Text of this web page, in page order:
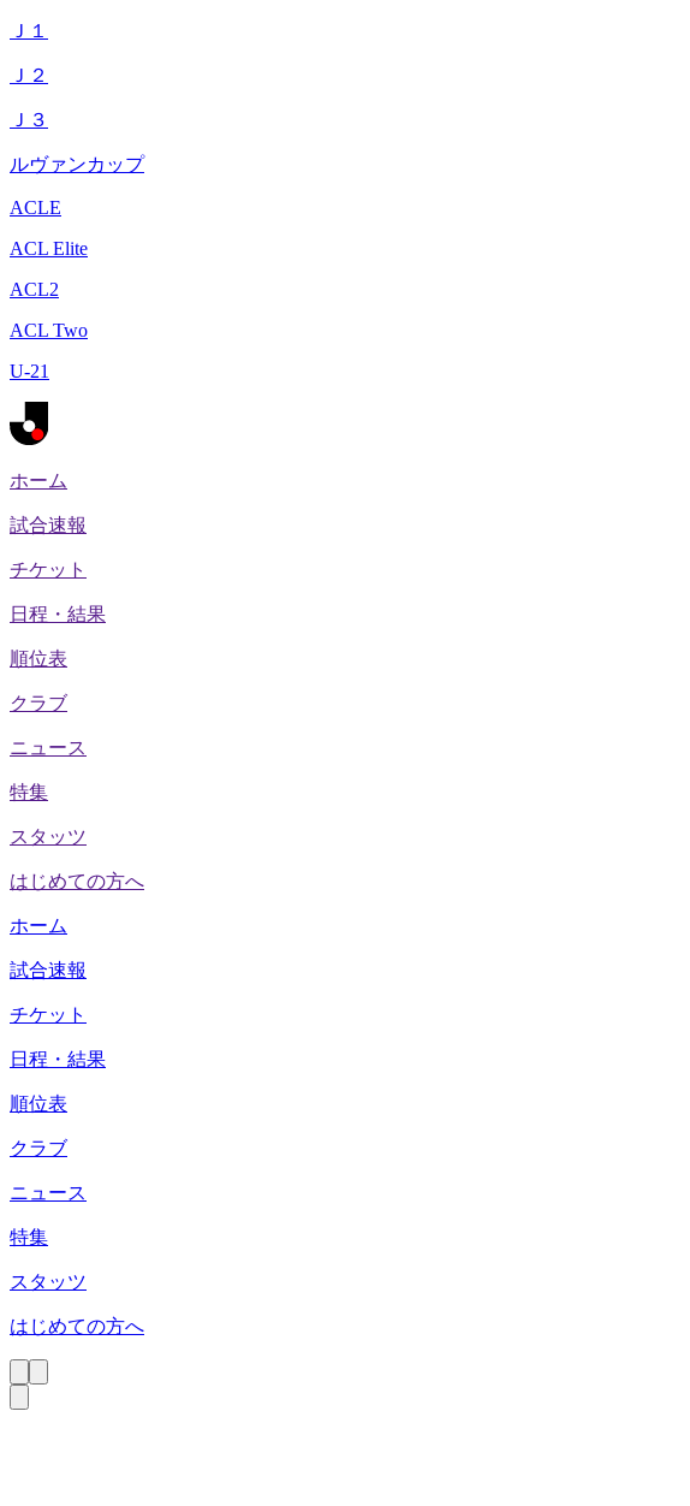
Ｊ１
Ｊ２
Ｊ３
ルヴァンカップ
ACLE
ACL Elite
ACL2
ACL Two
U-21
ホーム
試合速報
チケット
日程・結果
順位表
クラブ
ニュース
特集
スタッツ
はじめての方へ
ホーム
試合速報
チケット
日程・結果
順位表
クラブ
ニュース
特集
スタッツ
はじめての方へ